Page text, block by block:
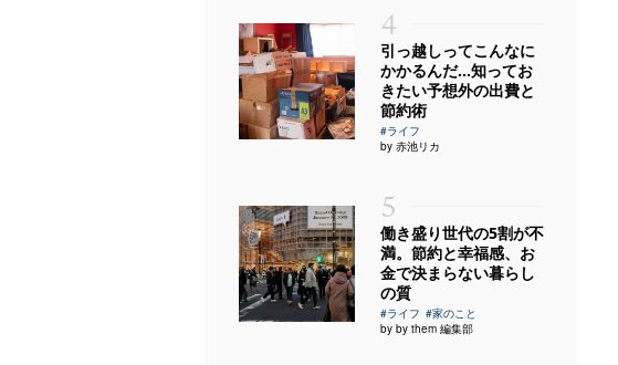
4
引っ越しってこんなに
かかるんだ…知ってお
きたい予想外の出費と
節約術
#ライフ
by 赤池リカ
5
働き盛り世代の5割が不
満。節約と幸福感、お
金で決まらない暮らし
の質
#ライフ #家のこと
by by them 編集部